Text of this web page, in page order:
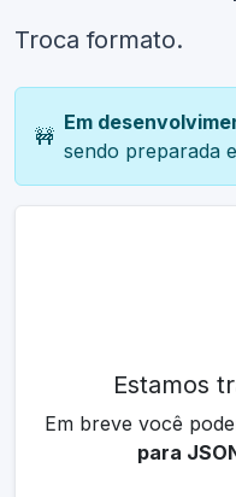
Troca formato.
🚧
Em
sendo preparada
Estamos
Em breve você
para